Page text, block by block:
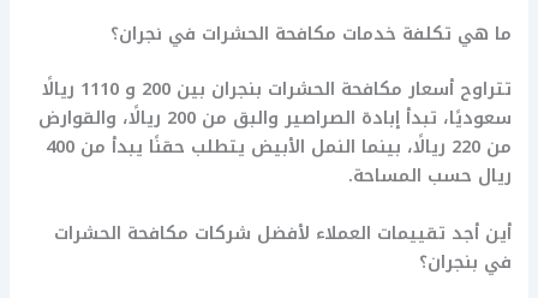
ما هي تكلفة خدمات مكافحة الحشرات في نجران؟
تتراوح أسعار مكافحة الحشرات بنجران بين 200 و 1110 ريالًا
سعوديًا، تبدأ إبادة الصراصير والبق من 200 ريالًا، والقوارض
من 220 ريالًا، بينما النمل الأبيض يتطلب حقنًا يبدأ من 400
ريال حسب المساحة.
أين أجد تقييمات العملاء لأفضل شركات مكافحة الحشرات
في بنجران؟